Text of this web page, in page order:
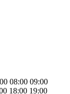
08:00 09:00
18:00 19:00